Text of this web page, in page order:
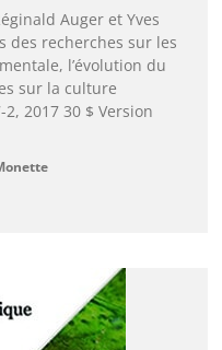
Auger et Yves
des recherches sur les
l’évolution du
sur la culture
2017 30 $ Version